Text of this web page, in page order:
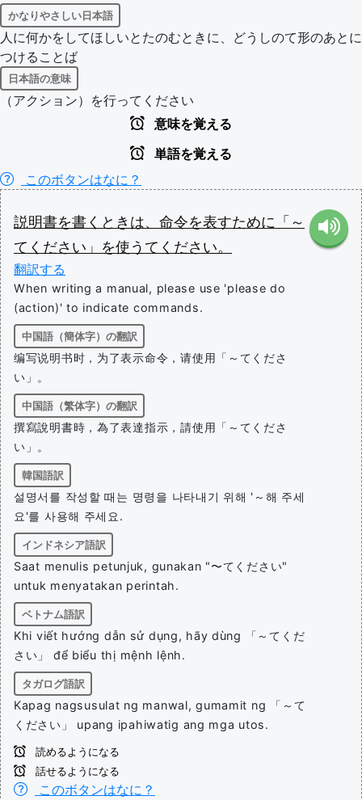
かなりやさしい日本語
人に何かをしてほしいとたのむときに、どうしのて形のあとに
つけることば
日本語の意味
（アクション）を行ってください
意味を覚える
単語を覚える
このボタンはなに？
説明書を書く とき は、 命令を表すために 「 ～
てください 」 を使う て ください。
翻訳する
When writing a manual, please use 'please do
(action)' to indicate commands.
中国語（簡体字）の翻訳
编写说明书时，为了表示命令，请使用「～てくださ
い」。
中国語（繁体字）の翻訳
撰寫說明書時，為了表達指示，請使用「～てくださ
い」。
韓国語訳
설명서를 작성할 때는 명령을 나타내기 위해 '～해 주세
요'를 사용해 주세요.
インドネシア語訳
Saat menulis petunjuk, gunakan "〜てください"
untuk menyatakan perintah.
ベトナム語訳
Khi viết hướng dẫn sử dụng, hãy dùng 「～てくだ
さい」 để biểu thị mệnh lệnh.
タガログ語訳
Kapag nagsusulat ng manwal, gumamit ng 「～て
ください」 upang ipahiwatig ang mga utos.
読めるようになる
話せるようになる
このボタンはなに？